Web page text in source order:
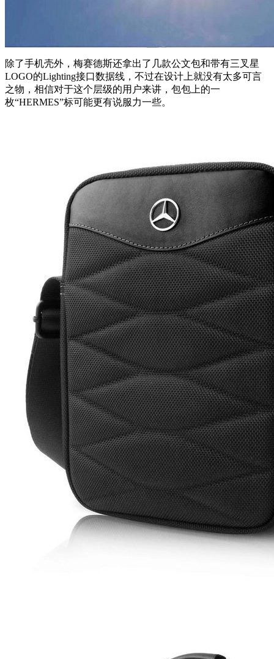
除了手机壳外，梅赛德斯还拿出了几款公文包和带有三叉星
LOGO的Lighting接口数据线，不过在设计上就没有太多可言
之物，相信对于这个层级的用户来讲，包包上的一
枚“HERMES”标可能更有说服力一些。